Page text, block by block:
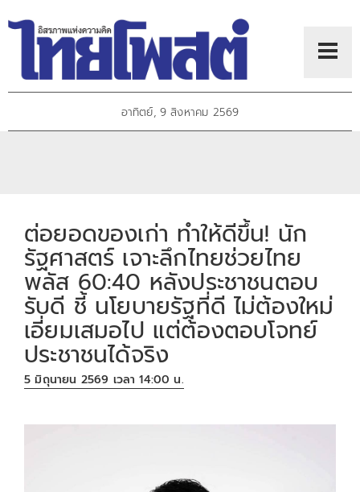
อาทิตย์, 9 สิงหาคม 2569
ต่อยอดของเก่า ทำให้ดีขึ้น! นัก
รัฐศาสตร์ เจาะลึกไทยช่วยไทย
พลัส 60:40 หลังประชาชนตอบ
รับดี ชี้ นโยบายรัฐที่ดี ไม่ต้องใหม่
เอี่ยมเสมอไป แต่ต้องตอบโจทย์
ประชาชนได้จริง
5 มิถุนายน 2569 เวลา 14:00 น.